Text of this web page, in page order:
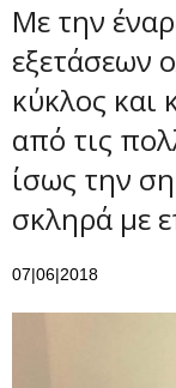
Με την
εξετάσεων
κύκλος και
από τις
ίσως την
σκληρά με
07|06|2018